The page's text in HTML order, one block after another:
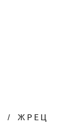
ЖРЕЦ